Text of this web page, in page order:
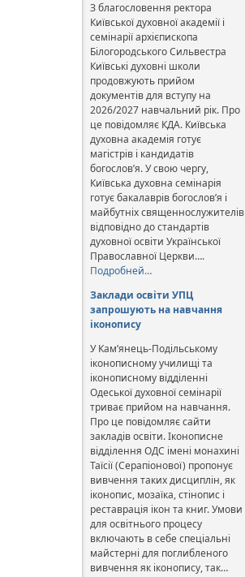
З благословення ректора
Київської духовної академії і
семінарії архієпископа
Білогородського Сильвестра
Київські духовні школи
продовжують прийом
документів для вступу на
2026/2027 навчальний рік. Про
це повідомляє КДА. Київська
духовна академія готує
магістрів і кандидатів
богослов’я. У свою чергу,
Київська духовна семінарія
готує бакалаврів богослов’я і
майбутніх священнослужителів
відповідно до стандартів
духовної освіти Української
Православної Церкви….
Подробней…
Заклади освіти УПЦ
запрошують на навчання
іконопису
У Кам’янець-Подільському
іконописному училищі та
іконописному відділенні
Одеської духовної семінарії
триває прийом на навчання.
Про це повідомляє сайти
закладів освіти. Іконописне
відділення ОДС імені монахині
Таїсії (Серапіонової) пропонує
вивчення таких дисциплін, як
іконопис, мозаїка, стінопис і
реставрація ікон та книг. Умови
для освітнього процесу
включають в себе спеціальні
майстерні для поглибленого
вивчення як іконопису, так…